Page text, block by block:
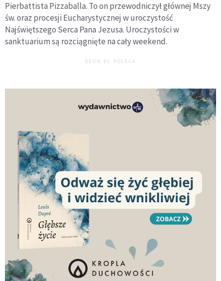
Pierbattista Pizzaballa. To on przewodniczył głównej Mszy
św. oraz procesji Eucharystycznej w uroczystość
Najświętszego Serca Pana Jezusa. Uroczystości w
sanktuarium są rozciągnięte na cały weekend.
DEON.PL POLECA